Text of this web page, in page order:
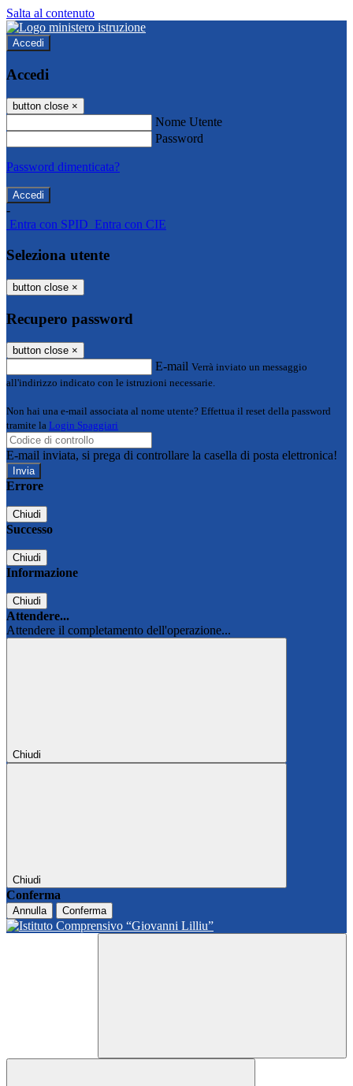
Salta al contenuto
Accedi
Accedi
button close ×
Nome Utente
Password
Password dimenticata?
-
Entra con SPID Entra con CIE
Seleziona utente
button close ×
Recupero password
button close ×
E-mail Verrà inviato un messaggio
all'indirizzo indicato con le istruzioni necessarie.
Non hai una e-mail associata al nome utente? Effettua il reset della password
tramite la Login Spaggiari
E-mail inviata, si prega di controllare la casella di posta elettronica!
Errore
Chiudi
Successo
Chiudi
Informazione
Chiudi
Attendere...
Attendere il completamento dell'operazione...
Chiudi
Chiudi
Conferma
Annulla Conferma